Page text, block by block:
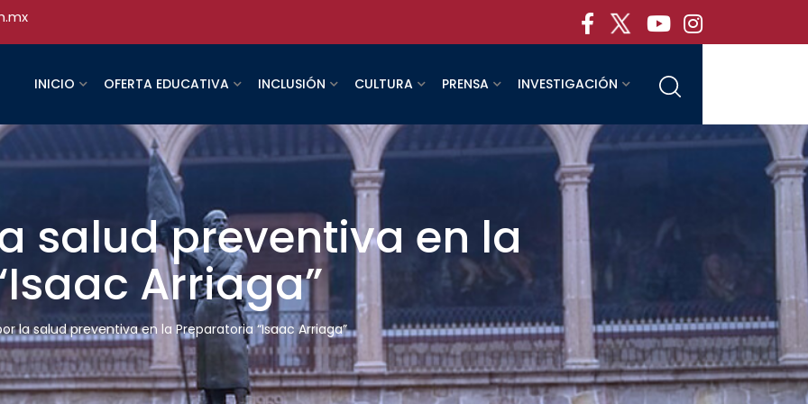
INICIO OFERTA EDUCATIVA INCLUSIÓN CULTURA PRENSA INVESTIGACIÓN
salud preventiva en la
Arriaga”
la salud preventiva en la Preparatoria “Isaac Arriaga”